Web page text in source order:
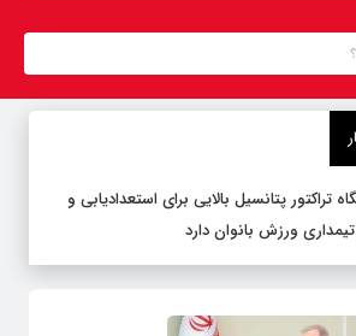
تراکتور پتانسیل بالایی برای استعدادیابی و
تیمداری ورزش بانوان دارد